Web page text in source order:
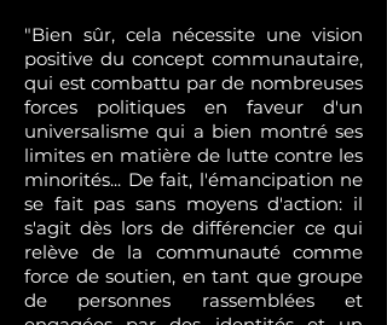
"Bien sûr, cela nécessite une vision
positive du concept communautaire,
qui est combattu par de nombreuses
forces politiques en faveur d'un
universalisme qui a bien montré ses
limites en matière de lutte contre les
minorités... De fait, l'émancipation ne
se fait pas sans moyens d'action: il
s'agit dès lors de différencier ce qui
relève de la communauté comme
force de soutien, en tant que groupe
de personnes rassemblées et